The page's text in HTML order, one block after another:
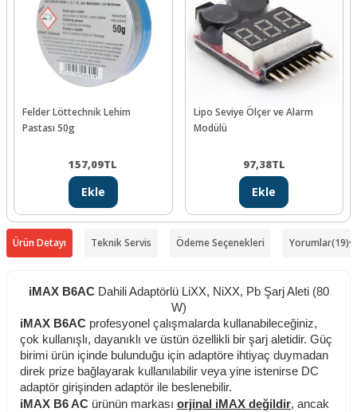
Felder Löttechnik Lehim
Pastası 50g
157,09TL
Ekle
Lipo Seviye Ölçer ve Alarm
Modülü
97,38TL
Ekle
Ürün Detayı Teknik Servis Ödeme Seçenekleri Yorumlar(19)
iMAX B6ACDahili Adaptörlü LiXX, NiXX, Pb Şarj Aleti (80
W)
iMAX B6AC profesyonel çalışmalarda kullanabileceğiniz,
çok kullanışlı, dayanıklı ve üstün özellikli bir şarj aletidir. Güç
birimi ürün içinde bulunduğu için adaptöre ihtiyaç duymadan
direk prize bağlayarak kullanılabilir veya yine istenirse DC
adaptör girişinden adaptör ile beslenebilir.
iMAX B6 AC ürünün markası orjinal iMAX değildir, ancak